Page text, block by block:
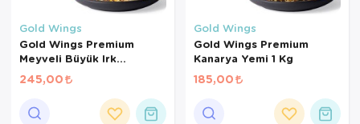
Gold Wings
Gold Wings Premium
Meyveli Büyük Irk
Papağan Yemi 1000 Gr
245,00
Gold Wings
Gold Wings Premium
Kanarya Yemi 1 Kg
185,00